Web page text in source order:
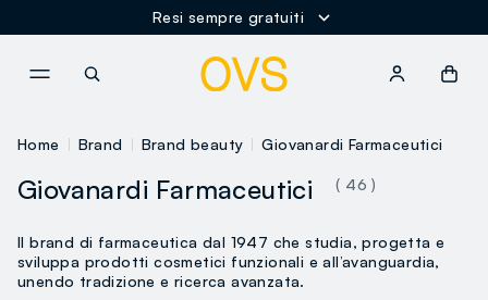
Resi sempre gratuiti
Home Brand Brand beauty Giovanardi Farmaceutici
Giovanardi Farmaceutici ( 46 )
Il brand di farmaceutica dal 1947 che studia, progetta e
sviluppa prodotti cosmetici funzionali e all’avanguardia,
unendo tradizione e ricerca avanzata.